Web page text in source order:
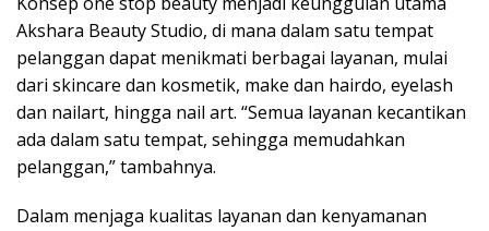
Akshara Beauty Studio, di mana dalam satu tempat
pelanggan dapat menikmati berbagai layanan, mulai
dari skincare dan kosmetik, make dan hairdo, eyelash
dan nailart, hingga nail art. “Semua layanan kecantikan
ada dalam satu tempat, sehingga memudahkan
pelanggan,” tambahnya.
Dalam menjaga kualitas layanan dan kenyamanan